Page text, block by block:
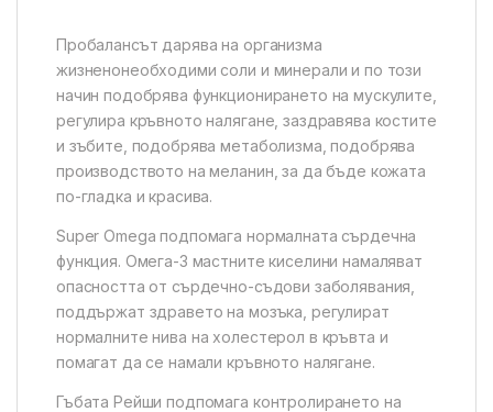
Пробалансът дарява на организма
жизненонеобходими соли и минерали и по този
начин подобрява функционирането на мускулите,
регулира кръвното налягане, заздравява костите
и зъбите, подобрява метаболизма, подобрява
производството на меланин, за да бъде кожата
по-гладка и красива.
Super Omega подпомага нормалната сърдечна
функция. Омега-3 мастните киселини намаляват
опасността от сърдечно-съдови заболявания,
поддържат здравето на мозъка, регулират
нормалните нива на холестерол в кръвта и
помагат да се намали кръвното налягане.
Гъбата Рейши подпомага контролирането на